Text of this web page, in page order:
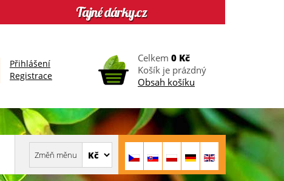
Přihlášení
Registrace
Celkem 0 Kč
Košík je prázdný
Obsah košíku